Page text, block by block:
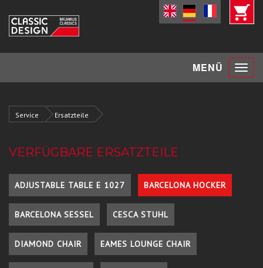
MENÜ Toggle
Service Ersatzteile
VERFÜGBARE ERSATZTEILE
ADJUSTABLE TABLE E 1027 BARCELONA HOCKER
BARCELONA SESSEL CESCA STUHL
DIAMOND CHAIR EAMES LOUNGE CHAIR